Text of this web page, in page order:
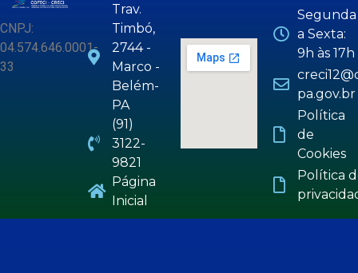
CNPJ:
04.574.646.0001-
33
Trav.
Timbó,
2744 -
Marco -
Belém-
PA
(91)
3122-
9821
Página
Inicial
Segunda
a Sexta:
9h às 17h
pa.gov.br
Política
de
Cookies
Política